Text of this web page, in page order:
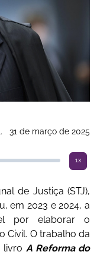
31 de março de 2025
1x
de Justiça (STJ),
em 2023 e 2024, a
por elaborar o
Civil. O trabalho da
livro A Reforma do